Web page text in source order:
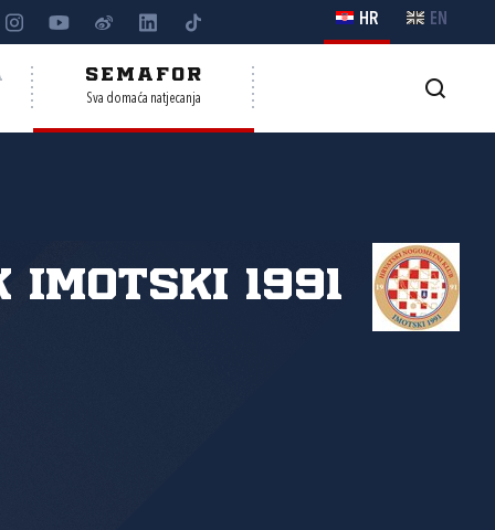
HR EN
SEMAFOR
Sva domaća natjecanja
Imotski 1991